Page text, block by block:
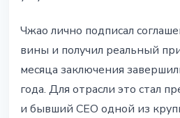
Чжао лично подписал
вины и получил реальный
месяца заключения
года. Для отрасли это стал
и бывший CEO одной из